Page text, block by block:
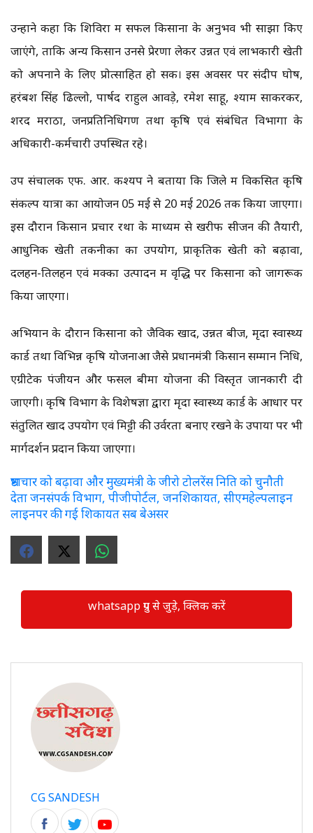
उन्होंने कहा कि शिविरों में सफल किसानों के अनुभव भी साझा किए
जाएंगे, ताकि अन्य किसान उनसे प्रेरणा लेकर उन्नत एवं लाभकारी खेती
को अपनाने के लिए प्रोत्साहित हो सकें। इस अवसर पर संदीप घोष,
हरंबश सिंह ढिल्लो, पार्षद राहुल आवड़े, रमेश साहू, श्याम साकरकर,
शरद मराठा, जनप्रतिनिधिगण तथा कृषि एवं संबंधित विभागों के
अधिकारी-कर्मचारी उपस्थित रहे।
उप संचालक एफ. आर. कश्यप ने बताया कि जिले में विकसित कृषि
संकल्प यात्रा का आयोजन 05 मई से 20 मई 2026 तक किया जाएगा।
इस दौरान किसान प्रचार रथों के माध्यम से खरीफ सीजन की तैयारी,
आधुनिक खेती तकनीकों का उपयोग, प्राकृतिक खेती को बढ़ावा,
दलहन-तिलहन एवं मक्का उत्पादन में वृद्धि पर किसानों को जागरूक
किया जाएगा।
अभियान के दौरान किसानों को जैविक खाद, उन्नत बीज, मृदा स्वास्थ्य
कार्ड तथा विभिन्न कृषि योजनाओं जैसे प्रधानमंत्री किसान सम्मान निधि,
एग्रीटेक पंजीयन और फसल बीमा योजना की विस्तृत जानकारी दी
जाएगी। कृषि विभाग के विशेषज्ञों द्वारा मृदा स्वास्थ्य कार्ड के आधार पर
संतुलित खाद उपयोग एवं मिट्टी की उर्वरता बनाए रखने के उपायों पर भी
मार्गदर्शन प्रदान किया जाएगा।
भ्रष्टाचार को बढ़ावा और मुख्यमंत्री के जीरो टोलरेंस निति को चुनौती
देता जनसंपर्क विभाग, पीजीपोर्टल, जनशिकायत, सीएमहेल्पलाइन
लाइनपर की गई शिकायत सब बेअसर
whatsapp ग्रुप से जुड़े, क्लिक करें
CG SANDESH